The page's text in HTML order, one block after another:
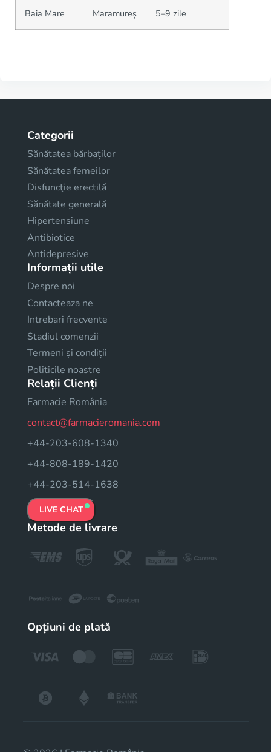
Baia Mare Maramureș 5–9 zile
Categorii
Sănătatea bărbaților
Sănătatea femeilor
Disfuncţie erectilă
Sănătate generală
Hipertensiune
Antibiotice
Antidepresive
Informații utile
Despre noi
Contacteaza ne
Intrebari frecvente
Stadiul comenzii
Termeni și condiții
Politicile noastre
Relații Clienți
Farmacie România
contact@farmacieromania.com
+44-203-608-1340
+44-808-189-1420
+44-203-514-1638
LIVE CHAT
Metode de livrare
Opțiuni de plată